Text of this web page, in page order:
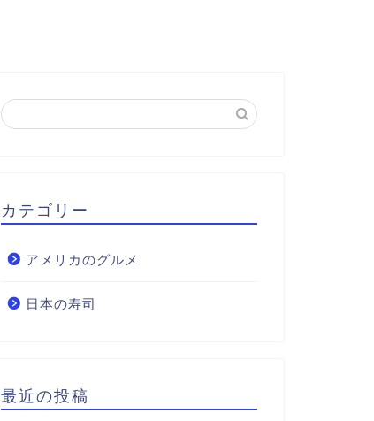
カテゴリー
アメリカのグルメ
日本の寿司
最近の投稿